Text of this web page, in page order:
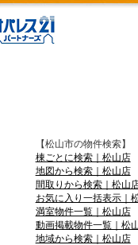
【松山市の物件検索】
棟ごとに検索｜松山店
地図から検索｜松山店
間取りから検索｜松山
お気に入り一括表示｜
満室物件一覧｜松山店
動画掲載物件一覧｜松
地域から検索｜松山店